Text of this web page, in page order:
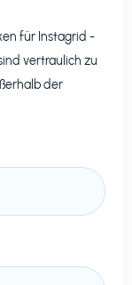
für Instagrid -
vertraulich zu
der